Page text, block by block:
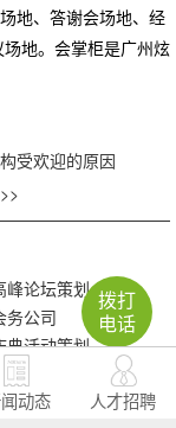
地、答谢会场地、经
地。会掌柜是广州炫
受欢迎的原因
峰论坛策划
务公司
典活动策划
千人会议策划
执行
动态 人才招聘
拨打
电话